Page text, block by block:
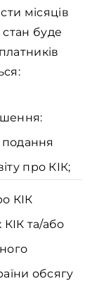
місяців
буде
про КІК;
КІК
та/або
обсягу